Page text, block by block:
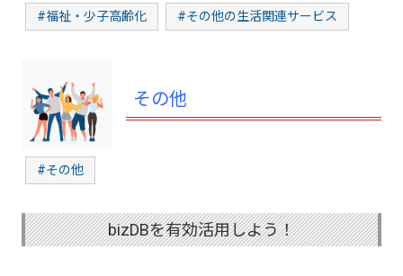
#福祉・少子高齢化 #その他の生活関連サービス
その他
#その他
bizDBを有効活用しよう！